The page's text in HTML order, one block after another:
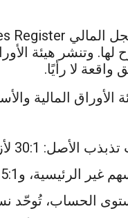
لا رأيًا.
نسبة الهامش التي يُغلق